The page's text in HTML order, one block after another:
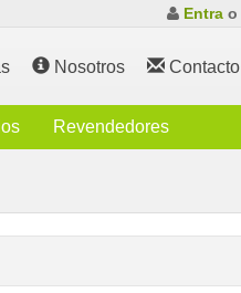
Entra o
Nosotros Contacto
Revendedores